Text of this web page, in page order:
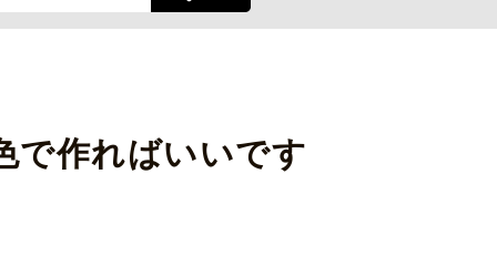
で作ればいいです